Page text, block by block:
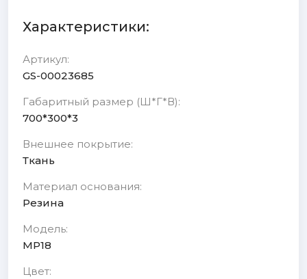
Характеристики:
Артикул:
GS-00023685
Габаритный размер (Ш*Г*В):
700*300*3
Внешнее покрытие:
Ткань
Материал основания:
Резина
Модель:
MP18
Цвет: